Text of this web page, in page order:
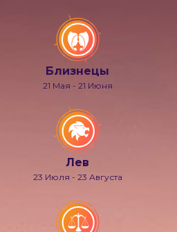
Близнецы
21 Мая - 21 Июня
Лев
23 Июля - 23 Августа